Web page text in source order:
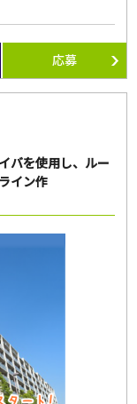
応募
バを使用し、ルー
イン作